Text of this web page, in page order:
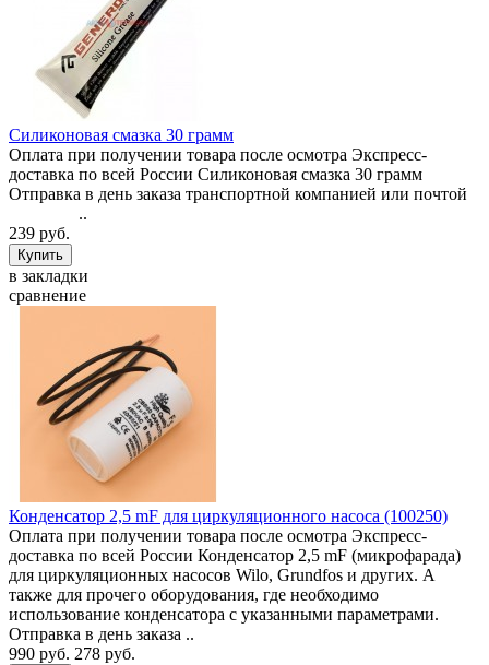
Силиконовая смазка 30 грамм
Оплата при получении товара после осмотра Экспресс-
доставка по всей России Силиконовая смазка 30 грамм
Отправка в день заказа транспортной компанией или почтой
..
239 руб.
в закладки
сравнение
Конденсатор 2,5 mF для циркуляционного насоса (100250)
Оплата при получении товара после осмотра Экспресс-
доставка по всей России Конденсатор 2,5 mF (микрофарада)
для циркуляционных насосов Wilo, Grundfos и других. А
также для прочего оборудования, где необходимо
использование конденсатора с указанными параметрами.
Отправка в день заказа ..
990 руб. 278 руб.